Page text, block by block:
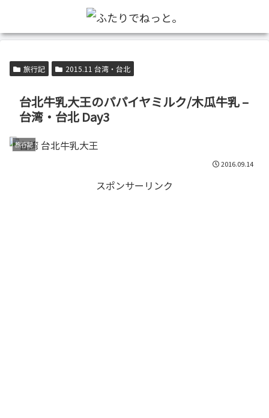
旅行記 2015.11 台湾・台北
台北牛乳大王のパパイヤミルク/木瓜牛乳 –
台湾・台北 Day3
旅行記
2016.09.14
スポンサーリンク